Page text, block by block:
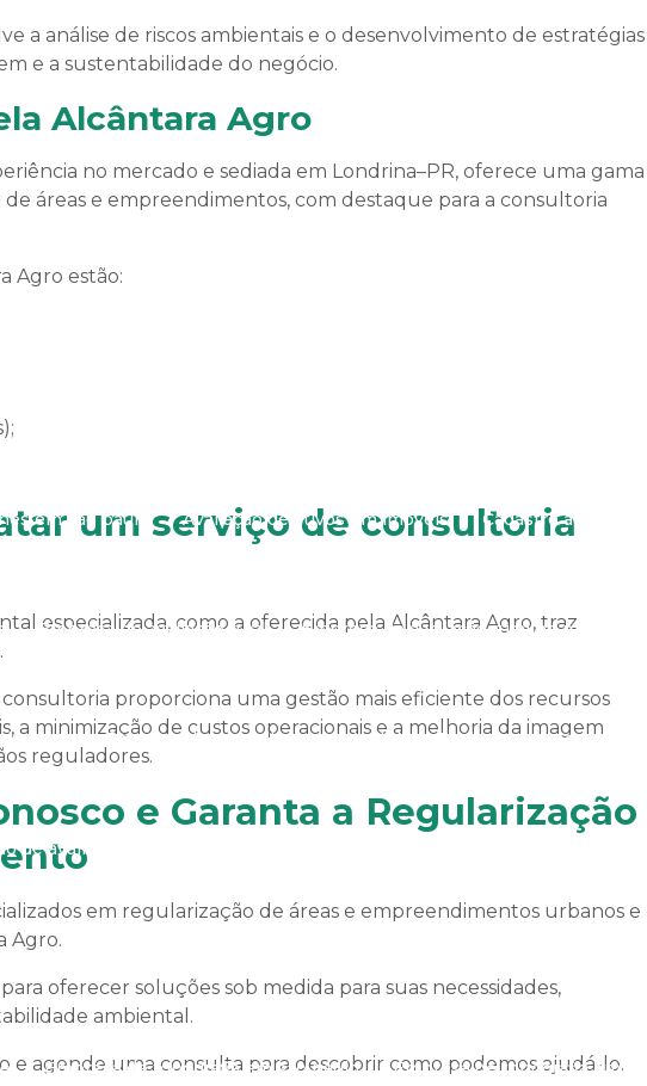
Levantamento planialtimétrico cadastral Mapeamento
em são paulo Avaliação de ativos em imóveis Cadastro
Empresa de avaliação rural Empresa de avaliação rural no mato
no ms Empresa de consultoria ambiental Empresa de
de avaliação rural no ms
Empresa de topografia em são paulo Empresa de topografia em sp
a análise de riscos ambientais e o desenvolvimento de estratégias
e a sustentabilidade do negócio.
Alcântara Agro
no mercado e sediada em Londrina–PR, oferece uma gama
áreas e empreendimentos, com destaque para a consultoria
Agro estão:
um serviço de consultoria
especializada, como a oferecida pela Alcântara Agro, traz
proporciona uma gestão mais eficiente dos recursos
a minimização de custos operacionais e a melhoria da imagem
reguladores.
e Garanta a Regularização
em regularização de áreas e empreendimentos urbanos e
Agro.
oferecer soluções sob medida para suas necessidades,
ambiental.
e agende uma consulta para descobrir como podemos ajudá-lo.